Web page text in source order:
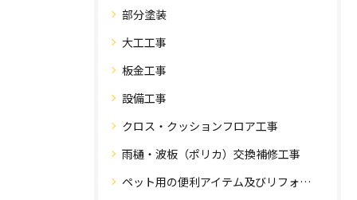
部分塗装
大工工事
板金工事
設備工事
クロス・クッションフロア工事
雨樋・波板（ポリカ）交換補修工事
ペット用の便利アイテム及びリフォーム工事